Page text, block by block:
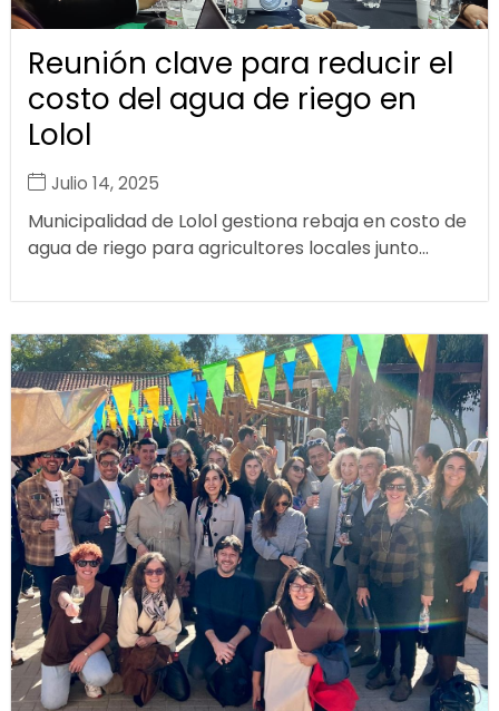
Reunión clave para reducir el
costo del agua de riego en
Lolol
Julio 14, 2025
Municipalidad de Lolol gestiona rebaja en costo de
agua de riego para agricultores locales junto...